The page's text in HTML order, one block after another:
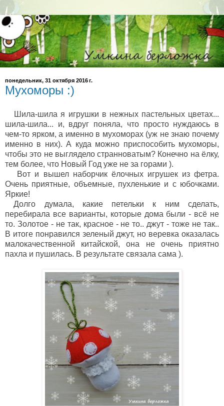
понедельник, 31 октября 2016 г.
Мухоморы :)
Шила-шила я игрушки в нежных пастельных цветах...
шила-шила... и, вдруг поняла, что просто нуждаюсь в
чем-то ярком, а именно в мухоморах (уж не знаю почему
именно в них). А куда можно приспособить мухоморы,
чтобы это не выглядело странноватым? Конечно на ёлку,
тем более, что Новый Год уже не за горами ).
Вот и вышел наборчик ёлочных игрушек из фетра.
Очень приятные, объемные, пухленькие и с юбочками.
Яркие!
Долго думала, какие петельки к ним сделать,
перебирала все варианты, которые дома были - всё не
то. Золотое - не так, красное - не то.. джут - тоже не так..
В итоге понравился зеленый джут, но веревка оказалась
малокачественной китайской, она не очень приятно
пахла и пушилась. В результате связала сама ).